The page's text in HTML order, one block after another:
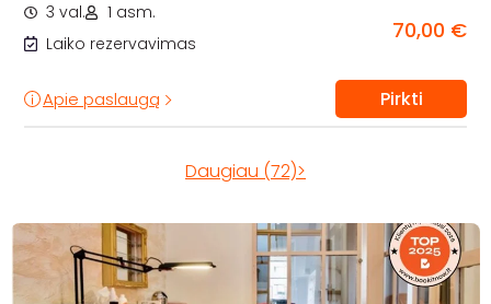
3 val.
1 asm.
Laiko rezervavimas
70,00 €
Apie paslaugą Pirkti
Daugiau (72)>